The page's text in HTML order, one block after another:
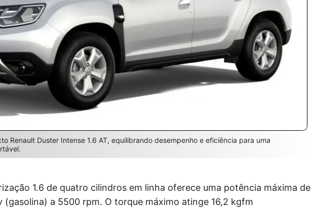
Renault Duster Intense 1.6 AT, equilibrando desempenho e eficiência para uma
1.6 de quatro cilindros em linha oferece uma potência máxima de
(gasolina) a 5500 rpm. O torque máximo atinge 16,2 kgfm